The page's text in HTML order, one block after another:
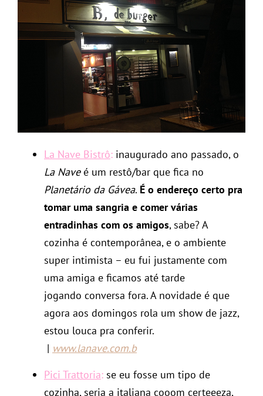
La Nave Bistrô: inaugurado ano passado, o
La Naveé um restô/bar que fica no
Planetário da Gávea. É o endereço certo pra
tomar uma sangria e comer várias
entradinhas com os amigos, sabe? A
cozinha é contemporânea, e o ambiente
super intimista – eu fui justamente com
uma amiga e ficamos até tarde
jogando conversa fora. A novidade é que
agora aos domingos rola um show de jazz,
estou louca pra conferir.
| www.lanave.com.b
Pici Trattoria: se eu fosse um tipo de
cozinha, seria a italiana cooom certeeeza,